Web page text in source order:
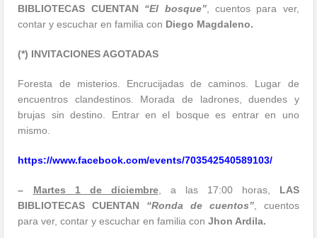
BIBLIOTECAS CUENTAN
“El bosque”, cuentos para ver,
contar y escuchar en familia con Diego Magdaleno.
(*) INVITACIONES AGOTADAS
Foresta de misterios. Encrucijadas de caminos. Lugar de
encuentros clandestinos. Morada de ladrones, duendes y
brujas sin destino. Entrar en el bosque es entrar en uno
mismo.
https://www.facebook.com/events/703542540589103/
– Martes 1 de diciembre, a las 17:00 horas, LAS
BIBLIOTECAS CUENTAN
“Ronda de cuentos”, cuentos
para ver, contar y escuchar en familia conJhon Ardila.